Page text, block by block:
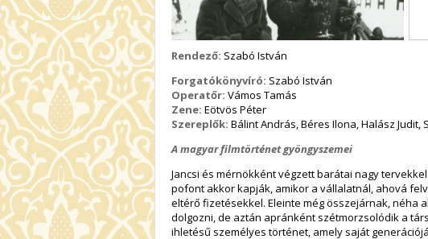
Rendező: Szabó István
Forgatókönyvíró: Szabó István
Operatőr: Vámos Tamás
Zene: Eötvös Péter
Szereplők: Bálint András, Béres Ilona, Halász Judit,
A magyar filmtörténet gyöngyszemei
Jancsi és mérnökként végzett barátai nagy
pofont akkor kapják, amikor a vállalatnál, ahová
eltérő fizetésekkel. Eleinte még összejárnak, néha
dolgozni, de aztán apránként szétmorzsolódik a
ihletésű személyes történet, amely saját